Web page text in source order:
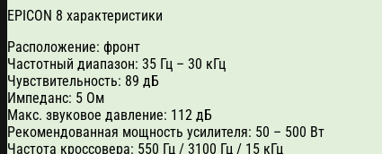
EPICON 8 характеристики
Расположение: фронт
Частотный диапазон: 35 Гц – 30 кГц
Чувствительность: 89 дБ
Импеданс: 5 Ом
Макс. звуковое давление: 112 дБ
Рекомендованная мощность усилителя: 50 – 500 Вт
Частота кроссовера: 550 Гц / 3100 Гц / 15 кГц